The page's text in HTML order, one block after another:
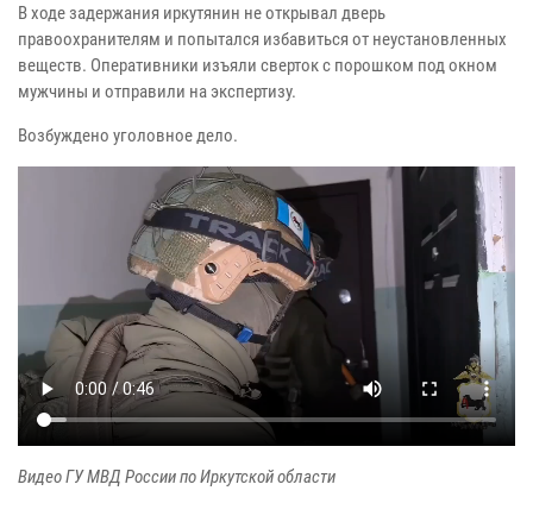
В ходе задержания иркутянин не открывал дверь
правоохранителям и попытался избавиться от неустановленных
веществ. Оперативники изъяли сверток с порошком под окном
мужчины и отправили на экспертизу.
Возбуждено уголовное дело.
Видео ГУ МВД России по Иркутской области